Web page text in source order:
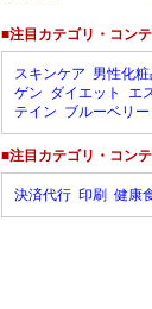
■注目カテゴリ・コン
スキンケア 男性化粧
ゲン ダイエット エ
テイン ブルーベリー
■注目カテゴリ・コン
決済代行 印刷 健康